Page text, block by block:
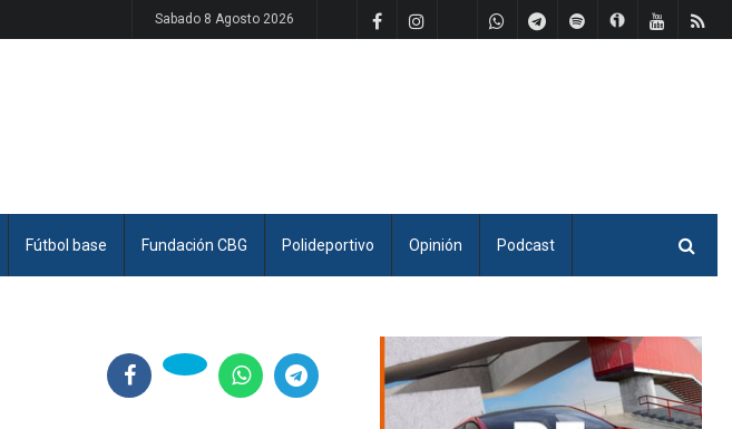
Sabado 8 Agosto 2026
Fútbol base Fundación CBG Polideportivo Opinión Podcast